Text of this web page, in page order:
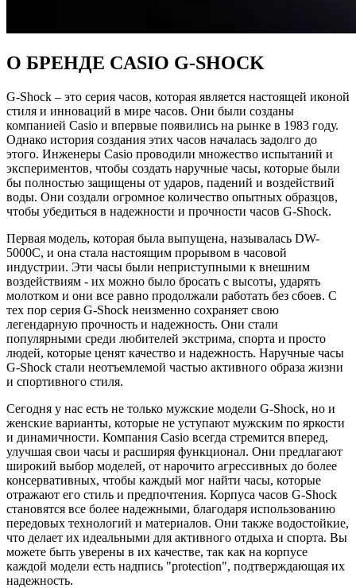
О БРЕНДЕ CASIO G-SHOCK
G-Shock – это серия часов, которая является настоящей иконой
стиля и инноваций в мире часов. Они были созданы
компанией Casio и впервые появились на рынке в 1983 году.
Однако история создания этих часов началась задолго до
этого. Инженеры Casio проводили множество испытаний и
экспериментов, чтобы создать наручные часы, которые были
бы полностью защищены от ударов, падений и воздействий
воды. Они создали огромное количество опытных образцов,
чтобы убедиться в надежности и прочности часов G-Shock.
Первая модель, которая была выпущена, называлась DW-
5000C, и она стала настоящим прорывом в часовой
индустрии. Эти часы были неприступными к внешним
воздействиям - их можно было бросать с высоты, ударять
молотком и они все равно продолжали работать без сбоев. С
тех пор серия G-Shock неизменно сохраняет свою
легендарную прочность и надежность. Они стали
популярными среди любителей экстрима, спорта и просто
людей, которые ценят качество и надежность. Наручные часы
G-Shock стали неотъемлемой частью активного образа жизни
и спортивного стиля.
Сегодня у нас есть не только мужские модели G-Shock, но и
женские варианты, которые не уступают мужским по яркости
и динамичности. Компания Casio всегда стремится вперед,
улучшая свои часы и расширяя функционал. Они предлагают
широкий выбор моделей, от нарочито агрессивных до более
консервативных, чтобы каждый мог найти часы, которые
отражают его стиль и предпочтения. Корпуса часов G-Shock
становятся все более надежными, благодаря использованию
передовых технологий и материалов. Они также водостойкие,
что делает их идеальными для активного отдыха и спорта. Вы
можете быть уверены в их качестве, так как на корпусе
каждой модели есть надпись "protection", подтверждающая их
надежность.